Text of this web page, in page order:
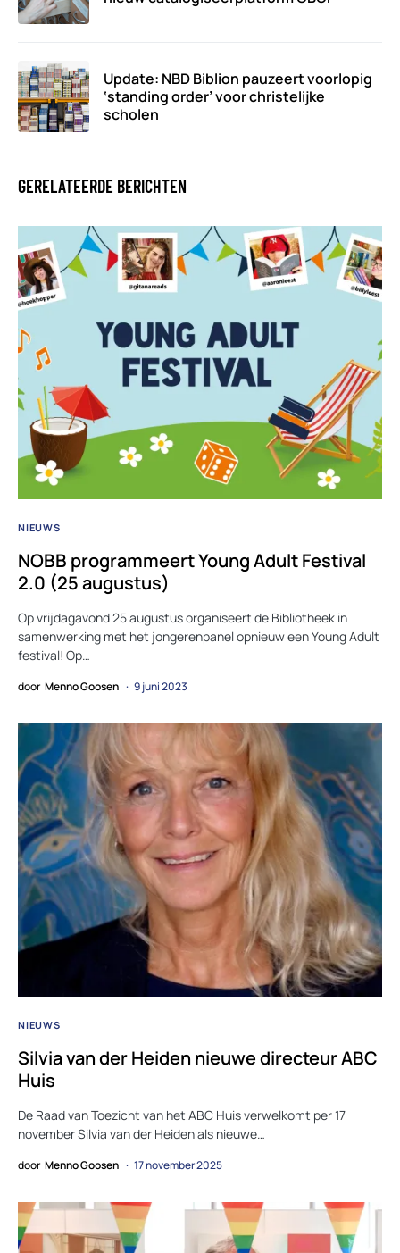
Update: NBD Biblion pauzeert voorlopig
‘standing order’ voor christelijke
scholen
GERELATEERDE BERICHTEN
NIEUWS
NOBB programmeert Young Adult Festival
2.0 (25 augustus)
Op vrijdagavond 25 augustus organiseert de Bibliotheek in
samenwerking met het jongerenpanel opnieuw een Young Adult
festival! Op…
door Menno Goosen 9 juni 2023
NIEUWS
Silvia van der Heiden nieuwe directeur ABC
Huis
De Raad van Toezicht van het ABC Huis verwelkomt per 17
november Silvia van der Heiden als nieuwe…
door Menno Goosen 17 november 2025